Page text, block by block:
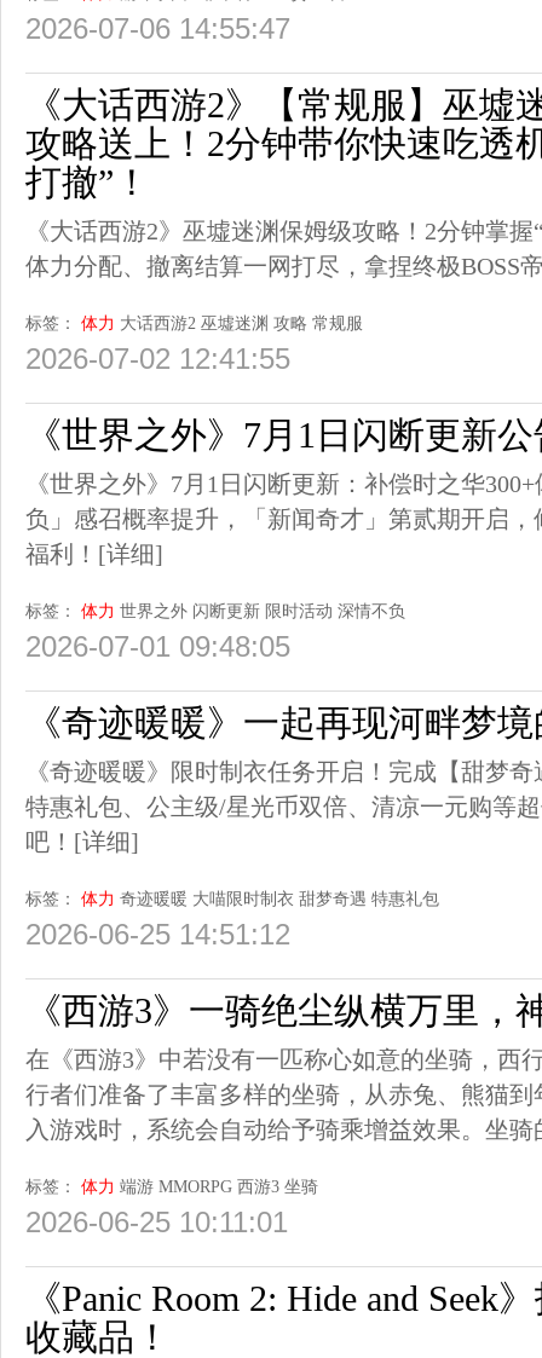
2026-07-06 14:55:47
《大话西游2》【常规服】巫墟
攻略送上！2分钟带你快速吃透
打撤”！
《大话西游2》巫墟迷渊保姆级攻略！2分钟掌
体力分配、撤离结算一网打尽，拿捏终极BOSS
标签： 体力 大话西游2 巫墟迷渊 攻略 常规服
2026-07-02 12:41:55
《世界之外》7月1日闪断更新
《世界之外》7月1日闪断更新：补偿时之华
负」感召概率提升，「新闻奇才」第贰期开启
福利！ [详细]
标签： 体力 世界之外 闪断更新 限时活动 深情不负
2026-07-01 09:48:05
《奇迹暖暖》一起再现河畔梦
《奇迹暖暖》限时制衣任务开启！完成【甜梦
特惠礼包、公主级/星光币双倍、清凉一元购等
吧！ [详细]
标签： 体力 奇迹暖暖 大喵限时制衣 甜梦奇遇 特惠礼包
2026-06-25 14:51:12
《西游3》一骑绝尘纵横万里，
在《西游3》中若没有一匹称心如意的坐骑，西
行者们准备了丰富多样的坐骑，从赤兔、熊猫
入游戏时，系统会自动给予骑乘增益效果。坐
标签： 体力 端游 MMORPG 西游3 坐骑
2026-06-25 10:11:01
《Panic Room 2: Hide and Seek
收藏品！